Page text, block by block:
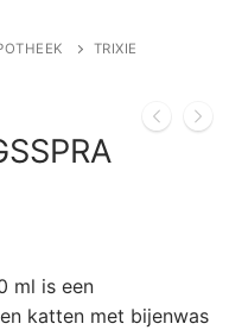
TRIXIE
ml is een
katten met bijenwas